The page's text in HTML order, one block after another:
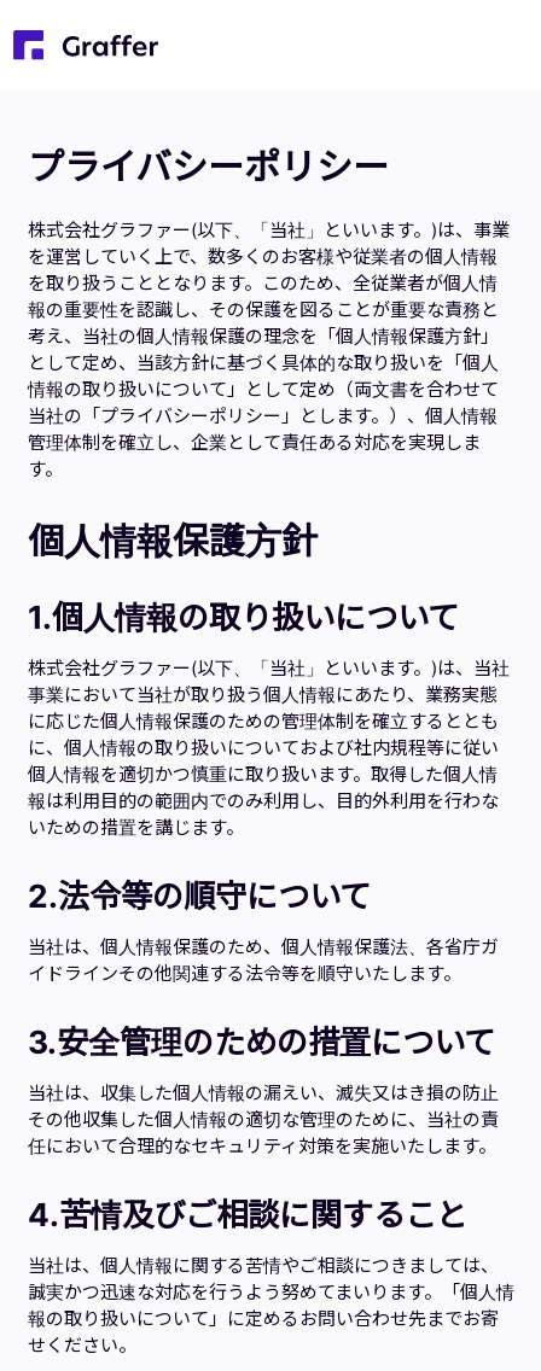
プライバシーポリシー
株式会社グラファー(以下、「当社」といいます。)は、事業
を運営していく上で、数多くのお客様や従業者の個人情報
を取り扱うこととなります。このため、全従業者が個人情
報の重要性を認識し、その保護を図ることが重要な責務と
考え、当社の個人情報保護の理念を「個人情報保護方針」
として定め、当該方針に基づく具体的な取り扱いを「個人
情報の取り扱いについて」として定め（両文書を合わせて
当社の「プライバシーポリシー」とします。）、個人情報
管理体制を確立し、企業として責任ある対応を実現しま
す。
個人情報保護方針
1.個人情報の取り扱いについて
株式会社グラファー(以下、「当社」といいます。)は、当社
事業において当社が取り扱う個人情報にあたり、業務実態
に応じた個人情報保護のための管理体制を確立するととも
に、個人情報の取り扱いについておよび社内規程等に従い
個人情報を適切かつ慎重に取り扱います。取得した個人情
報は利用目的の範囲内でのみ利用し、目的外利用を行わな
いための措置を講じます。
2.法令等の順守について
当社は、個人情報保護のため、個人情報保護法、各省庁ガ
イドラインその他関連する法令等を順守いたします。
3.安全管理のための措置について
当社は、収集した個人情報の漏えい、滅失又はき損の防止
その他収集した個人情報の適切な管理のために、当社の責
任において合理的なセキュリティ対策を実施いたします。
4.苦情及びご相談に関すること
当社は、個人情報に関する苦情やご相談につきましては、
誠実かつ迅速な対応を行うよう努めてまいります。「個人情
報の取り扱いについて」に定めるお問い合わせ先までお寄
せください。